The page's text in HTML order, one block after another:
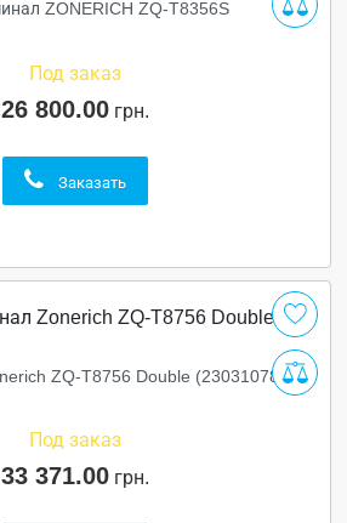
ZONERICH ZQ-T8356S
Под заказ
26 800.00 грн.
Заказать
ZQ-T8756 Double (230310788)
Под заказ
33 371.00 грн.